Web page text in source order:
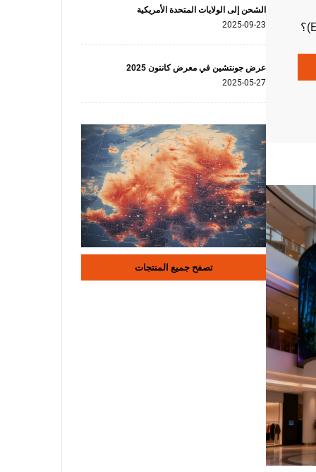
واللوائح الصارمة المتعلقة بالبيئة والاجتماع والحوكمة (ESG)؟
الشحن إلى الولايات المتحدة الأمريكية
2025-09-23
عرض جونتشين في معرض كانتون 2025
2025-05-27
تصفح جميع المنتجات